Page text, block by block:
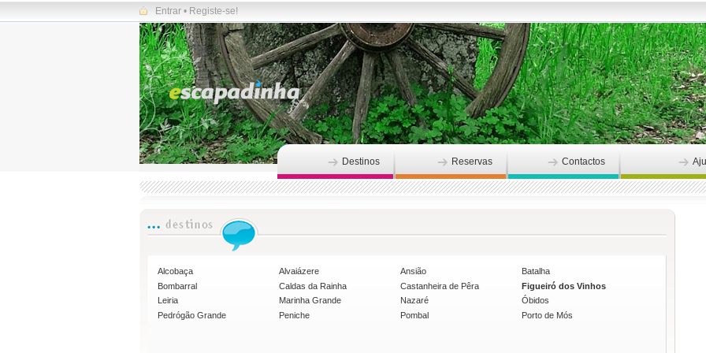
Entrar • Registe-se!
Destinos Reservas Contactos
Alcobaça Alvaiázere Ansião
Batalha
Bombarral
Caldas da Rainha Castanheira de Pêra
Figueiró dos Vinhos
Leiria
Marinha Grande Nazaré
Óbidos
Pedrógão Grande
Peniche Pombal Porto de Mós